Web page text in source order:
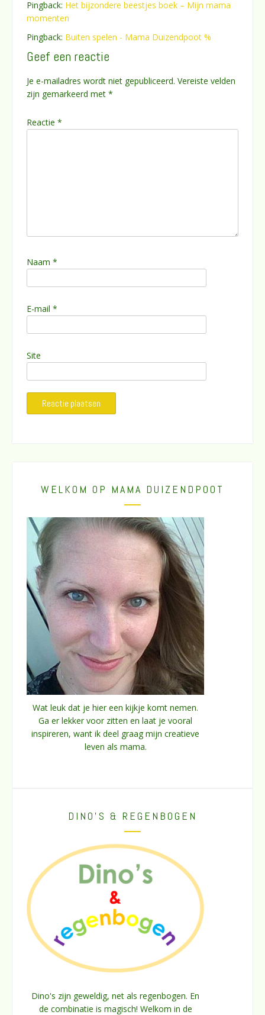
Pingback: Het bijzondere beestjes boek – Mijn mama
momenten
Pingback: Buiten spelen - Mama Duizendpoot %
Geef een reactie
Je e-mailadres wordt niet gepubliceerd. Vereiste velden
zijn gemarkeerd met *
Reactie *
Naam *
E-mail *
Site
WELKOM OP MAMA DUIZENDPOOT
Wat leuk dat je hier een kijkje komt nemen.
Ga er lekker voor zitten en laat je vooral
inspireren, want ik deel graag mijn creatieve
leven als mama.
DINO’S & REGENBOGEN
Dino's zijn geweldig, net als regenbogen. En
de combinatie is magisch! Welkom in de